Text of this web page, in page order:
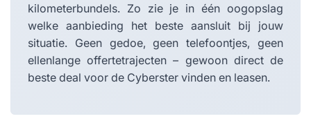
kilometerbundels. Zo zie je in één oogopslag
welke aanbieding het beste aansluit bij jouw
situatie. Geen gedoe, geen telefoontjes, geen
ellenlange offertetrajecten – gewoon direct de
beste deal voor de Cyberster vinden en leasen.